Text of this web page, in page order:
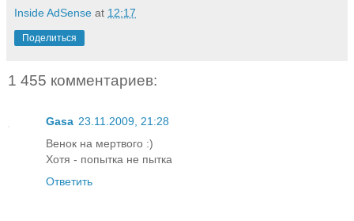
Inside AdSense at 12:17
Поделиться
1 455 комментариев:
Gasa 23.11.2009, 21:28
Венок на мертвого :)
Хотя - попытка не пытка
Ответить